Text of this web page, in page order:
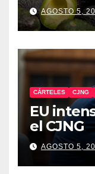
AGOSTO 5,
CÁRTELES CJNG
EU
el CJNG
AGOSTO 5,